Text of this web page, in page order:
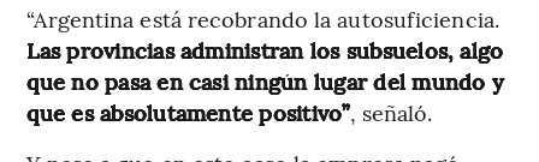
“Argentina está recobrando la autosuficiencia.
Las provincias administran los subsuelos, algo
que no pasa en casi ningún lugar del mundo y
que es absolutamente positivo”, señaló.